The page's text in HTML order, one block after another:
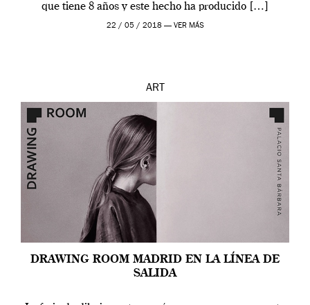
que tiene 8 años y este hecho ha producido […]
22 / 05 / 2018 — VER MÁS
ART
DRAWING ROOM MADRID EN LA LÍNEA DE
SALIDA